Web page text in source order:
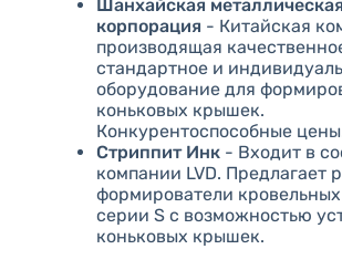
Шанхайская металлическая
корпорация - Китайская
производящая
стандартное и
оборудование для
коньковых крышек.
Конкурентоспособные
Стриппит Инк- Входит в
компании LVD. Предлагает
формирователи
серии S с возможностью
коньковых крышек.